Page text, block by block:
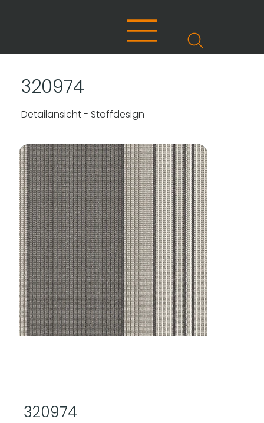
320974
Detailansicht - Stoffdesign
320974